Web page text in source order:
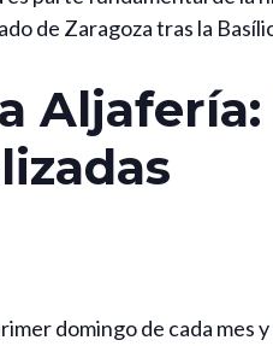
de Zaragoza tras la
domingo de cada mes